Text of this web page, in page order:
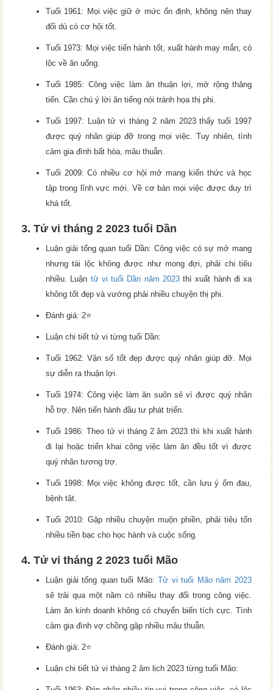
Tuổi 1961: Mọi việc giữ ở mức ổn định, không nên thay
đổi dù có cơ hội tốt.
Tuổi 1973: Mọi việc tiến hành tốt, xuất hành may mắn, có
lộc về ăn uống.
Tuổi 1985: Công việc làm ăn thuận lợi, mở rộng thăng
tiến. Cần chú ý lời ăn tiếng nói tránh họa thị phi.
Tuổi 1997: Luận tử vi tháng 2 năm 2023 thấy tuổi 1997
được quý nhân giúp đỡ trong mọi việc. Tuy nhiên, tình
cảm gia đình bất hòa, mâu thuẫn.
Tuổi 2009: Có nhiều cơ hội mở mang kiến thức và học
tập trong lĩnh vực mới. Về cơ bản mọi việc được duy trì
khá tốt.
3. Tử vi tháng 2 2023 tuổi Dần
Luận giải tổng quan tuổi Dần: Công việc có sự mở mang
nhưng tài lộc không được như mong đợi, phải chi tiêu
nhiều. Luận tử vi tuổi Dần năm 2023thì xuất hành đi xa
không tốt đẹp và vướng phải nhiều chuyện thị phi.
Đánh giá: 2⭐
Luận chi tiết tử vi từng tuổi Dần:
Tuổi 1962: Vận số tốt đẹp được quý nhân giúp đỡ. Mọi
sự diễn ra thuận lợi.
Tuổi 1974: Công việc làm ăn suôn sẻ vì được quý nhân
hỗ trợ. Nên tiến hành đầu tư phát triển.
Tuổi 1986: Theo tử vi tháng 2 âm 2023 thì khi xuất hành
đi lại hoặc triển khai công việc làm ăn đều tốt vì được
quý nhân tương trợ.
Tuổi 1998: Mọi việc không được tốt, cần lưu ý ốm đau,
bệnh tật.
Tuổi 2010: Gặp nhiều chuyện muộn phiền, phải tiêu tốn
nhiều tiền bạc cho học hành và cuộc sống.
4. Tử vi tháng 2 2023 tuổi Mão
Luận giải tổng quan tuổi Mão:Tử vi tuổi Mão năm 2023
sẽ trải qua một năm có nhiều thay đổi trong công việc.
Làm ăn kinh doanh không có chuyển biến tích cực. Tình
cảm gia đình vợ chồng gặp nhiều mâu thuẫn.
Đánh giá: 2⭐
Luận chi tiết tử vi tháng 2 âm lịch 2023 từng tuổi Mão: